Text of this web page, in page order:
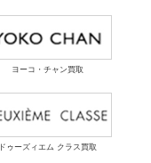
ヨーコ・チャン買取
ドゥーズィエム クラス買取